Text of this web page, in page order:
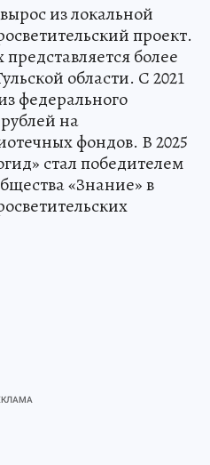
из локальной
проект.
более
области. С 2021
федерального
на
фондов. В 2025
стал победителем
«Знание» в